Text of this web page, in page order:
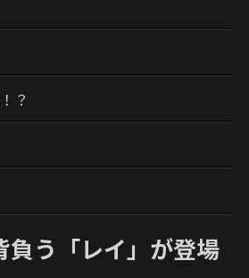
？
負う「レイ」が登場